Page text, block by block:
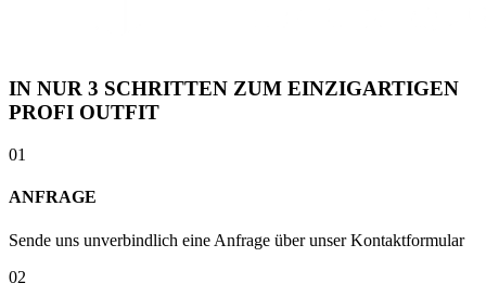
IN NUR 3 SCHRITTEN ZUM EINZIGARTIGEN
PROFI OUTFIT
01
ANFRAGE
Sende uns unverbindlich eine Anfrage über unser Kontaktformular
02